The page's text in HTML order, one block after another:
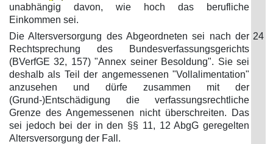
unabhängig davon, wie hoch das berufliche
Einkommen sei.
Die Altersversorgung des Abgeordneten sei nach der
Rechtsprechung des Bundesverfassungsgerichts
(BVerfGE 32, 157) "Annex seiner Besoldung". Sie sei
deshalb als Teil der angemessenen "Vollalimentation"
anzusehen und dürfe zusammen mit der
(Grund-)Entschädigung die verfassungsrechtliche
Grenze des Angemessenen nicht überschreiten. Das
sei jedoch bei der in den §§ 11, 12 AbgG geregelten
Altersversorgung der Fall.
24